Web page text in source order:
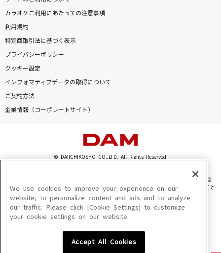
カラオケご利用にあたっての注意事項
利用規約
特定商取引法に基づく表示
プライバシーポリシー
クッキー設定
インフォマティブデータの取得について
ご契約方法
企業情報（コーポレートサイト）
© DAIICHIKOSHO CO.,LTD. All Rights Reserved.
このサイトに掲載されている一切の文章・画像・写真・動画・音声等を、手段や形態
を問わず、著作権法の定める範囲を超えて無断で複製、転載、ファイル化などすること
を禁じます。
楽曲及びコンテンツは、機種によりご利用いただけない場合があります。
楽曲及びコンテンツの配信日、配信内容が変更になる場合があります。
We use cookies to improve your experience on our
website, to personalize content and ads and to analyze
our traffic. Please click [Cookie Settings] to customize
your cookie settings on our website.
Accept All Cookies